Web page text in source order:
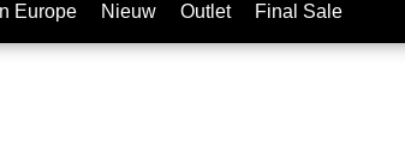
Europe Nieuw Outlet Final Sale